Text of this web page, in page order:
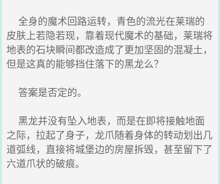
全身的魔术回路运转，青色的流光在莱瑞的
皮肤上若隐若现，靠着现代魔术的基础，莱瑞将
地表的石块瞬间都改造成了更加坚固的混凝土，
但是这真的能够挡住落下的黑龙么？
答案是否定的。
黑龙并没有坠入地表，而是在即将接触地面
之际，拉起了身子，龙爪随着身体的转动划出几
道弧线，直接将城堡边的房屋拆毁，甚至留下了
六道爪状的破痕。